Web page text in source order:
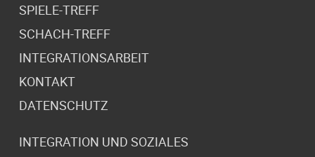
SPIELE-TREFF
SCHACH-TREFF
INTEGRATIONSARBEIT
KONTAKT
DATENSCHUTZ
INTEGRATION UND SOZIALES